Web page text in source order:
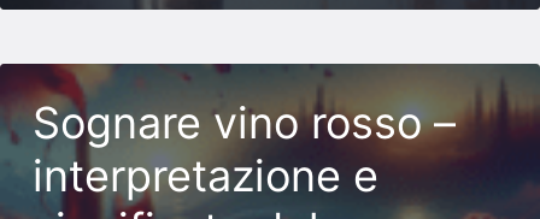
Sognare vino rosso –
interpretazione e